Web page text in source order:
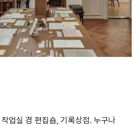
업실 겸 편집숍, 기록상점. 누구나